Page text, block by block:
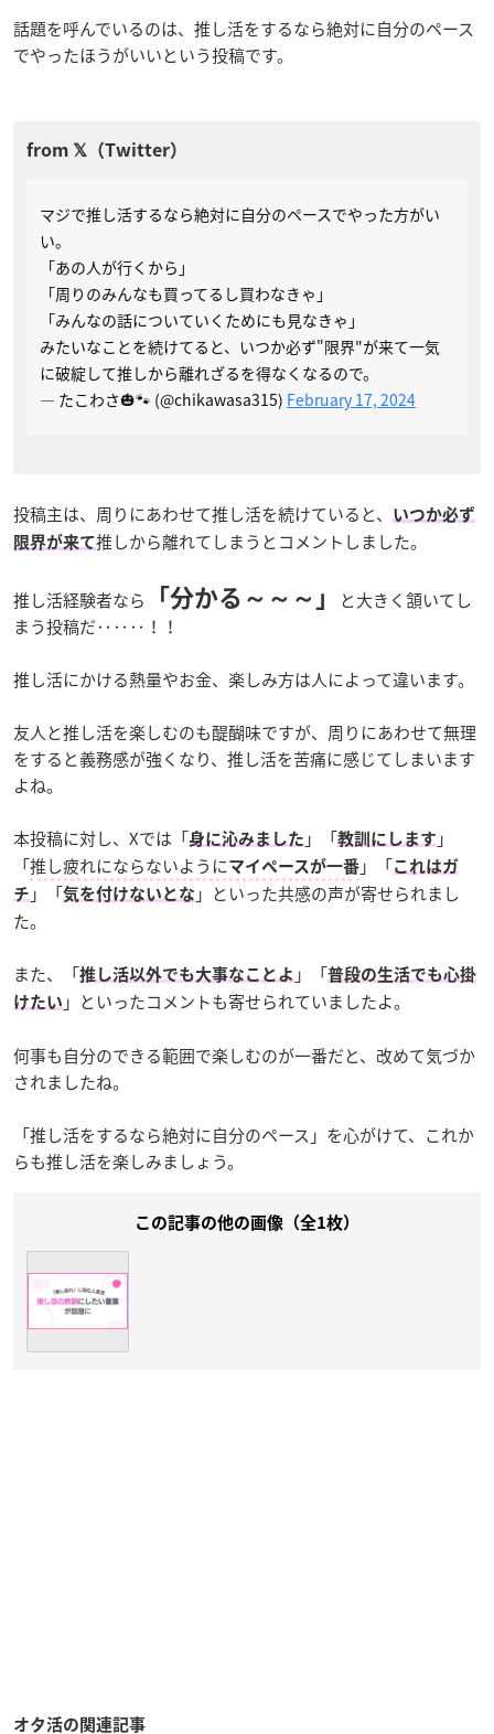
話題を呼んでいるのは、推し活をするなら絶対に自分のペース
でやったほうがいいという投稿です。
マジで推し活するなら絶対に自分のペースでやった方がい
い。
「あの人が行くから」
「周りのみんなも買ってるし買わなきゃ」
「みんなの話についていくためにも見なきゃ」
みたいなことを続けてると、いつか必ず"限界"が来て一気
に破綻して推しから離れざるを得なくなるので。
— たこわさ🎃🐾 (@chikawasa315) February 17, 2024
投稿主は、周りにあわせて推し活を続けていると、
いつか必ず
限界が来て推しから離れてしまうとコメントしました。
推し活経験者なら 「分かる～～～」 と大きく頷いてし
まう投稿だ‥‥‥！！
推し活にかける熱量やお金、楽しみ方は人によって違います。
友人と推し活を楽しむのも醍醐味ですが、周りにあわせて無理
をすると義務感が強くなり、推し活を苦痛に感じてしまいます
よね。
本投稿に対し、Xでは「身に沁みました 」「教訓にします 」
「推し疲れにならないようにマイペースが一番 」「これはガ
チ 」「気を付けないとな 」といった共感の声が寄せられまし
た。
また、「推し活以外でも大事なことよ 」「普段の生活でも心掛
けたい 」といったコメントも寄せられていましたよ。
何事も自分のできる範囲で楽しむのが一番だと、改めて気づか
されましたね。
「推し活をするなら絶対に自分のペース」を心がけて、これか
らも推し活を楽しみましょう。
この記事の他の画像（全1枚）
オタ活の関連記事